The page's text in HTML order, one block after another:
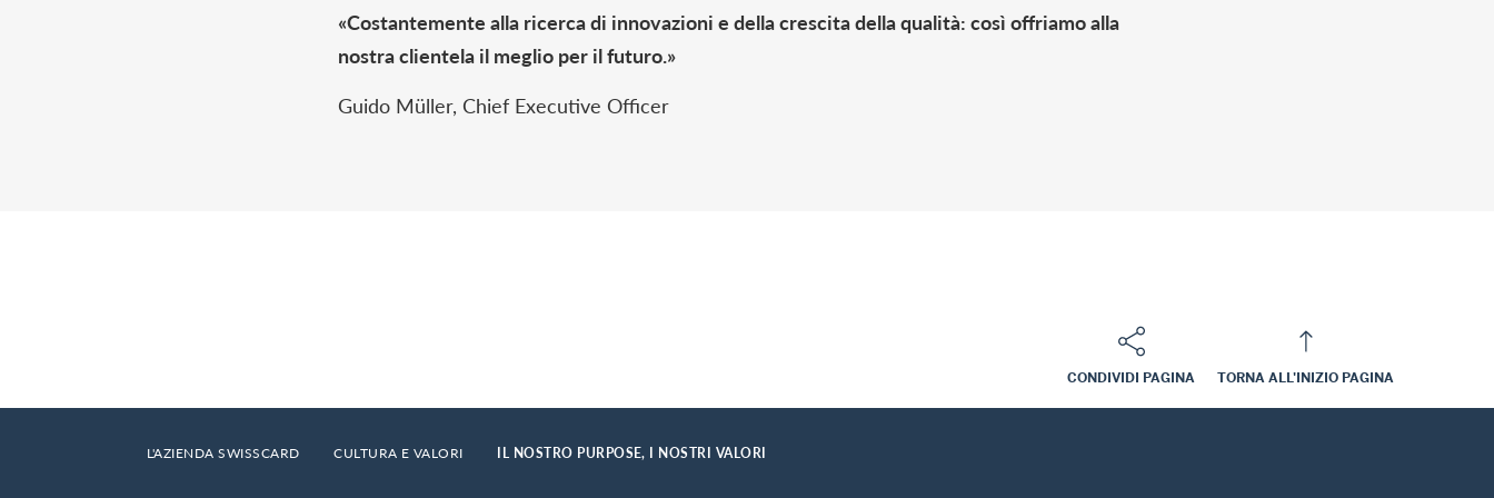
«Costantemente alla ricerca di innovazioni e della crescita della qualità: così offriamo alla
nostra clientela il meglio per il futuro.»
Guido Müller, Chief Executive Officer
CONDIVIDI PAGINA TORNA ALL'INIZIO PAGINA
Footer
L'AZIENDA SWISSCARD CULTURA E VALORI IL NOSTRO PURPOSE, I NOSTRI VALORI